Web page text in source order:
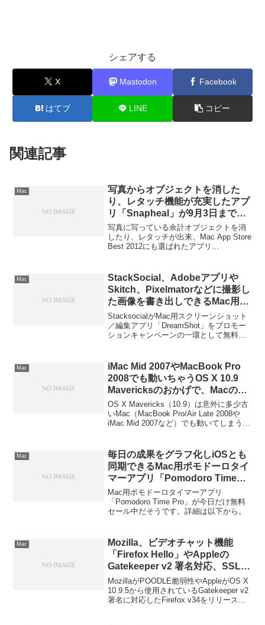
シェアする
X Mastodon Facebook
はてブ LINE コピー
関連記事
Mac
写真からオブジェクトを消した
り、レタッチ機能が充実したアプ
リ「Snapheal」が9月3日まで無
料プロモーション中
写真に写っている余計オブジェクトを消
したり、レタッチが出来、Mac App Store
Best 2012にも選ばれたアプリ
Mac
StackSocial、Adobeアプリや
Skitch、Pixelmatorなどに撮影し
た画像を書き出しできるMac用ス
クリーンショットアプリ
「DreamShot」をキャンペーン
で無料配布中。
StacksocialがMac用スクリーンショット
／編集アプリ「DreamShot」をプロモー
ションキャンペーンの一環として無料配
Mac
iMac Mid 2007やMacBook Pro
2008でも動いちゃうOS X 10.9
Mavericksのおかげで、Macの買
い替えが出来ない人達
OS X Mavericks（10.9）は意外に多少古
いMac（MacBook Pro/Air Late 2008や
iMac Mid 2007など）でも動いてしまうた
ず、買い替えが出来ない人達もいるよう
だ。詳細は以下から。
Mac
毎日の成果をグラフ化しiOSとも
同期できるMac用ポモドーロタイ
マーアプリ「Pomodoro Time
Pro」が今日だけ無料セール中。
Mac用ポモドーロタイマーアプリ
「Pomodoro Time Pro」が今日だけ無料
セール中だそうです。詳細は以下から。
Mac
Mozilla、ビデオチャット機能
「Firefox Hello」やAppleの
Gatekeeper v2 署名対応、SSL
v3を無効化したFirefox v34をリ
リース。
MozillaがPOODLE脆弱性やAppleがOS X
10.9.5から使用されているGatekeeper v2
署名に対応したFirefox v34をリリースし